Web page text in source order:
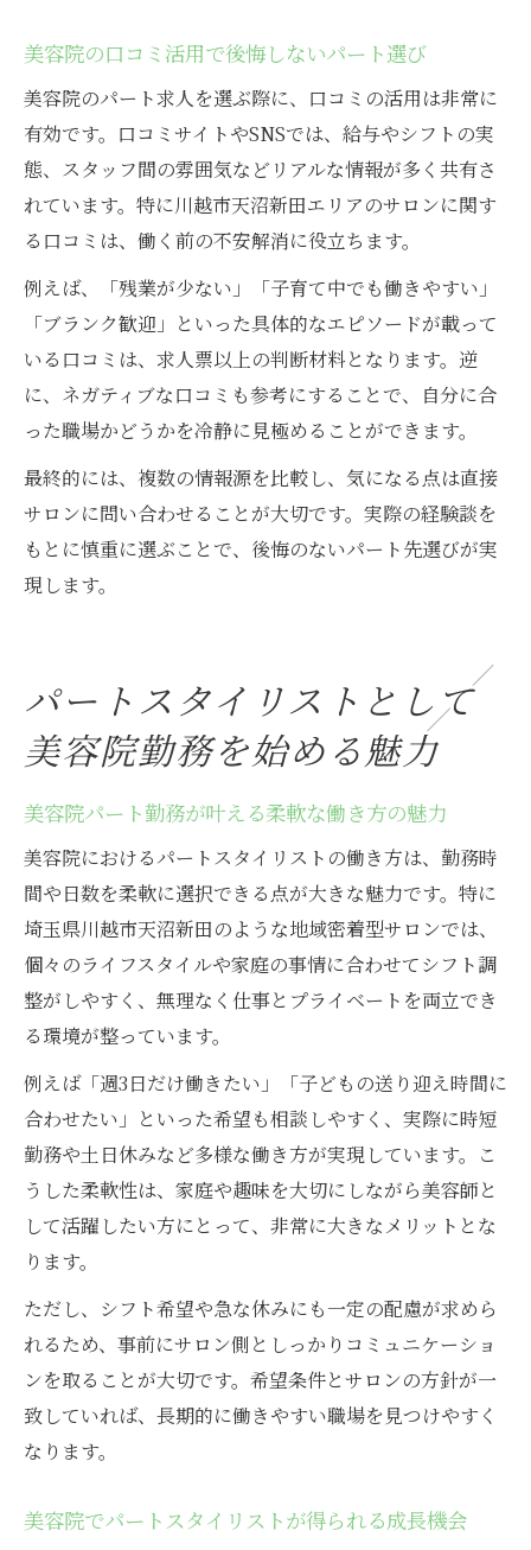
美容院の口コミ活用で後悔しないパート選び
美容院のパート求人を選ぶ際に、口コミの活用は非常に
有効です。口コミサイトやSNSでは、給与やシフトの実
態、スタッフ間の雰囲気などリアルな情報が多く共有さ
れています。特に川越市天沼新田エリアのサロンに関す
る口コミは、働く前の不安解消に役立ちます。
例えば、「残業が少ない」「子育て中でも働きやすい」
「ブランク歓迎」といった具体的なエピソードが載って
いる口コミは、求人票以上の判断材料となります。逆
に、ネガティブな口コミも参考にすることで、自分に合
った職場かどうかを冷静に見極めることができます。
最終的には、複数の情報源を比較し、気になる点は直接
サロンに問い合わせることが大切です。実際の経験談を
もとに慎重に選ぶことで、後悔のないパート先選びが実
現します。
パートスタイリストとして
美容院勤務を始める魅力
美容院パート勤務が叶える柔軟な働き方の魅力
美容院におけるパートスタイリストの働き方は、勤務時
間や日数を柔軟に選択できる点が大きな魅力です。特に
埼玉県川越市天沼新田のような地域密着型サロンでは、
個々のライフスタイルや家庭の事情に合わせてシフト調
整がしやすく、無理なく仕事とプライベートを両立でき
る環境が整っています。
例えば「週3日だけ働きたい」「子どもの送り迎え時間に
合わせたい」といった希望も相談しやすく、実際に時短
勤務や土日休みなど多様な働き方が実現しています。こ
うした柔軟性は、家庭や趣味を大切にしながら美容師と
して活躍したい方にとって、非常に大きなメリットとな
ります。
ただし、シフト希望や急な休みにも一定の配慮が求めら
れるため、事前にサロン側としっかりコミュニケーショ
ンを取ることが大切です。希望条件とサロンの方針が一
致していれば、長期的に働きやすい職場を見つけやすく
なります。
美容院でパートスタイリストが得られる成長機会